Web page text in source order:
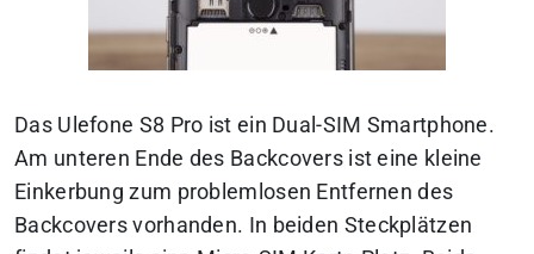
Das Ulefone S8 Pro ist ein Dual-SIM Smartphone.
Am unteren Ende des Backcovers ist eine kleine
Einkerbung zum problemlosen Entfernen des
Backcovers vorhanden. In beiden Steckplätzen